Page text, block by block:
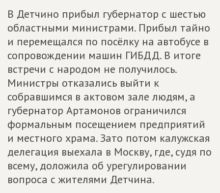
В Детчино прибыл губернатор с шестью
областными министрами. Прибыл тайно
и перемещался по посёлку на автобусе в
сопровождении машин ГИБДД. В итоге
встречи с народом не получилось.
Министры отказались выйти к
собравшимся в актовом зале людям, а
губернатор Артамонов ограничился
формальным посещением предприятий
и местного храма. Зато потом калужская
делегация выехала в Москву, где, судя по
всему, доложила об урегулировании
вопроса с жителями Детчина.